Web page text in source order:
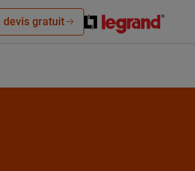
devis gratuit